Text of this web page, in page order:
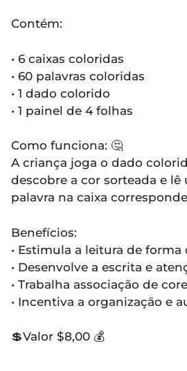
Contém:
• 6 caixas coloridas
• 60 palavras coloridas
• 1 dado colorido
• 1 painel de 4 folhas
Como funciona: 🤔
A criança joga o dado
descobre a cor sorteada e
palavra na caixa
Benefícios:
• Estimula a leitura de forma
• Desenvolve a escrita e
• Trabalha associação de
• ⁠Incentiva a organização e
💲Valor $8,00 💰